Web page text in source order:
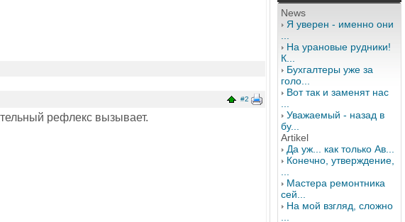
#2
рефлекс вызывает.
News
Я уверен - именно они
На урановые рудники!
К...
Бухгалтеры уже за
голо...
Вот так и заменят нас
Уважаемый - назад в
бу...
Artikel
Да уж... как только Ав...
Конечно, утверждение,
Мастера ремонтника
сей...
На мой взгляд, сложно